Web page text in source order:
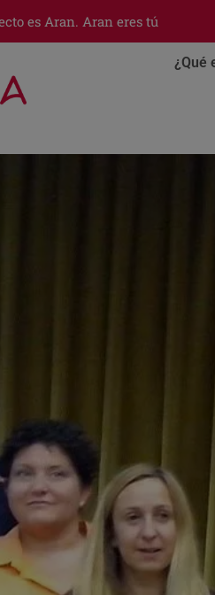
es Aran. Aran eres tú
¿Qué